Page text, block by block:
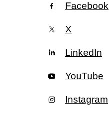
Facebook
X
LinkedIn
YouTube
Instagram